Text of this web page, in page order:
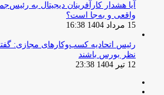
آیا هشدار کارآفرینان دیجیتال به
واقعی و به‌جا است؟
15 مرداد 1404 16:38
‏رئیس اتحادیه کسب‌وکارهای مجازی:
نظر بورس باشند
12 تیر 1404 23:38